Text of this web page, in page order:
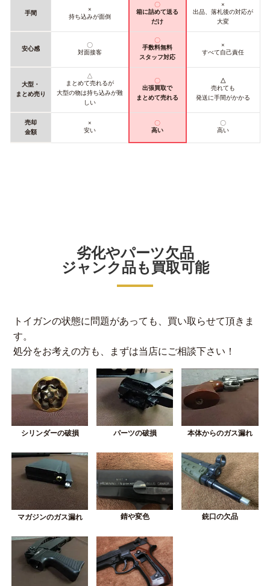
手間
×
持ち込みが面倒
〇
箱に詰めて送る
だけ
×
出品、落札後の対応が
大変
安心感
〇
対面接客
〇
手数料無料
スタッフ対応
×
すべて自己責任
大型・
まとめ売り
△
まとめて売れるが
大型の物は持ち込みが難
しい
〇
出張買取で
まとめて売れる
△
売れても
発送に手間がかかる
売却
金額
×
安い
〇
高い
〇
高い
劣化やパーツ欠品
ジャンク品も買取可能
トイガンの状態に問題があっても、買い取らせて頂きま
す。
処分をお考えの方も、まずは当店にご相談下さい！
シリンダーの破損 パーツの破損 本体からのガス漏れ
マガジンのガス漏れ 錆や変色 銃口の欠品